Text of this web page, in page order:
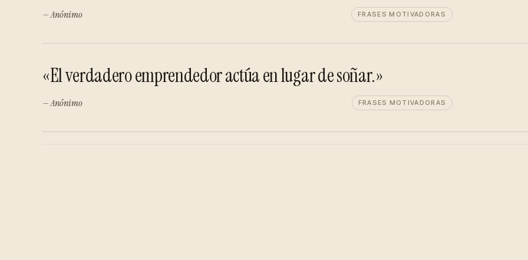
— Anónimo FRASES MOTIVADORAS
«El verdadero emprendedor actúa en lugar de soñar.»
— Anónimo FRASES MOTIVADORAS